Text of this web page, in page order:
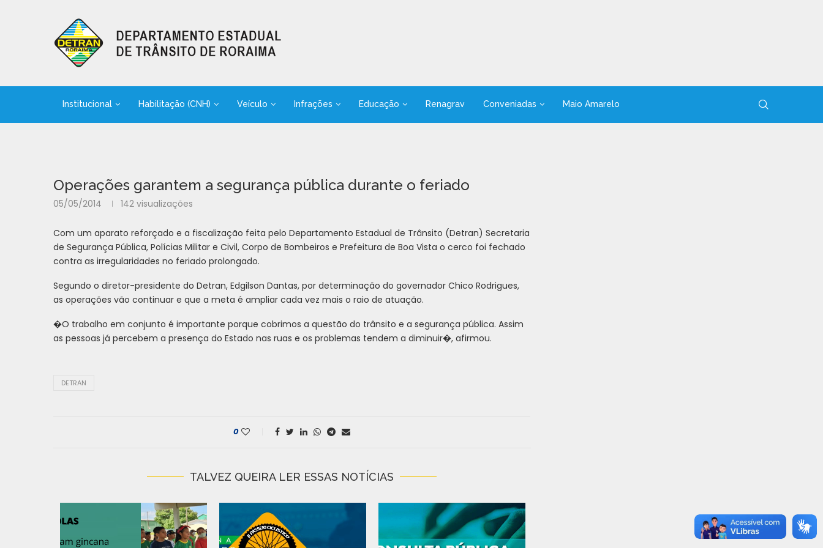
Institucional Habilitação (CNH) Veículo Infrações Educação Renagrav Conveniadas Maio Amarelo
Operações garantem a segurança pública durante o feriado
05/05/2014 142 visualizações
Com um aparato reforçado e a fiscalização feita pelo Departamento Estadual de Trânsito (Detran) Secretaria
de Segurança Pública, Polícias Militar e Civil, Corpo de Bombeiros e Prefeitura de Boa Vista o cerco foi fechado
contra as irregularidades no feriado prolongado.
Segundo o diretor-presidente do Detran, Edgilson Dantas, por determinação do governador Chico Rodrigues,
as operações vão continuar e que a meta é ampliar cada vez mais o raio de atuação.
�O trabalho em conjunto é importante porque cobrimos a questão do trânsito e a segurança pública. Assim
as pessoas já percebem a presença do Estado nas ruas e os problemas tendem a diminuir�, afirmou.
DETRAN
0
TALVEZ QUEIRA LER ESSAS NOTÍCIAS